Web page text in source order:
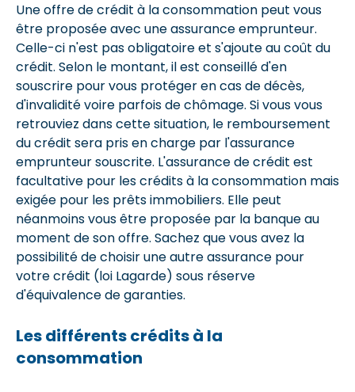
Une offre de crédit à la consommation peut vous
être proposée avec une assurance emprunteur.
Celle-ci n'est pas obligatoire et s'ajoute au coût du
crédit. Selon le montant, il est conseillé d'en
souscrire pour vous protéger en cas de décès,
d'invalidité voire parfois de chômage. Si vous vous
retrouviez dans cette situation, le remboursement
du crédit sera pris en charge par l'assurance
emprunteur souscrite. L'assurance de crédit est
facultative pour les crédits à la consommation mais
exigée pour les prêts immobiliers. Elle peut
néanmoins vous être proposée par la banque au
moment de son offre. Sachez que vous avez la
possibilité de choisir une autre assurance pour
votre crédit (loi Lagarde) sous réserve
d'équivalence de garanties.
Les différents crédits à la
consommation